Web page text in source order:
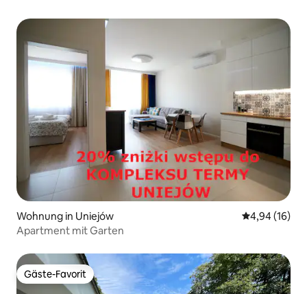
Wohnung in Uniejów
4,94 (16)
Apartment mit Garten
Gäste-Favorit
Gäste-Favorit